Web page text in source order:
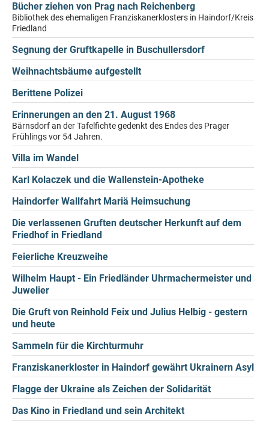
Bücher ziehen von Prag nach Reichenberg
Bibliothek des ehemaligen Franziskanerklosters in Haindorf/Kreis
Friedland
Segnung der Gruftkapelle in Buschullersdorf
Weihnachtsbäume aufgestellt
Berittene Polizei
Erinnerungen an den 21. August 1968
Bärnsdorf an der Tafelfichte gedenkt des Endes des Prager
Frühlings vor 54 Jahren.
Villa im Wandel
Karl Kolaczek und die Wallenstein-Apotheke
Haindorfer Wallfahrt Mariä Heimsuchung
Die verlassenen Gruften deutscher Herkunft auf dem
Friedhof in Friedland
Feierliche Kreuzweihe
Wilhelm Haupt - Ein Friedländer Uhrmachermeister und
Juwelier
Die Gruft von Reinhold Feix und Julius Helbig - gestern
und heute
Sammeln für die Kirchturmuhr
Franziskanerkloster in Haindorf gewährt Ukrainern Asyl
Flagge der Ukraine als Zeichen der Solidarität
Das Kino in Friedland und sein Architekt